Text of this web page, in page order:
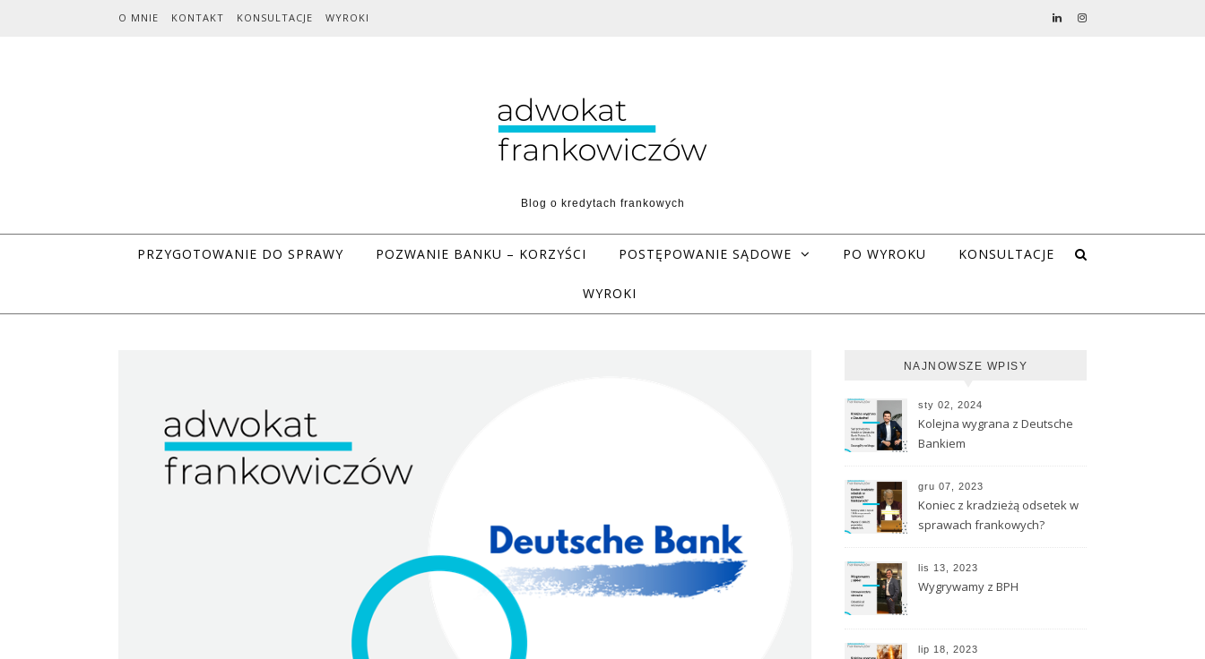
O MNIE KONTAKT KONSULTACJE WYROKI
Blog o kredytach frankowych
PRZYGOTOWANIE DO SPRAWY POZWANIE BANKU – KORZYŚCI POSTĘPOWANIE SĄDOWE PO WYROKU KONSULTACJE
WYROKI
NAJNOWSZE WPISY
sty 02, 2024
Kolejna wygrana z Deutsche
Bankiem
gru 07, 2023
Koniec z kradzieżą odsetek w
sprawach frankowych?
lis 13, 2023
Wygrywamy z BPH
lip 18, 2023